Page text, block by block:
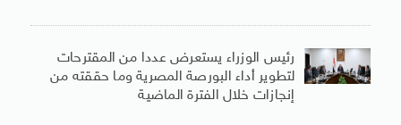
رئيس الوزراء يستعرض عددا من المقترحات
لتطوير أداء البورصة المصرية وما حققته من
إنجازات خلال الفترة الماضية